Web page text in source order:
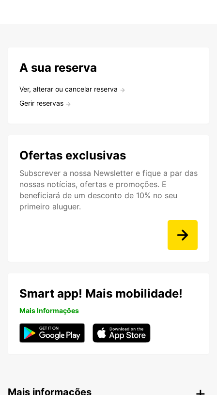
A sua reserva
Ver, alterar ou cancelar reserva
Gerir reservas
Ofertas exclusivas
Subscrever a nossa Newsletter e fique a par das
nossas notícias, ofertas e promoções. E
beneficiará de um desconto de 10% no seu
primeiro aluguer.
Smart app! Mais mobilidade!
Mais Informações
Mais informações